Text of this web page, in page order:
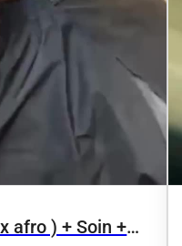
afro ) + Soin +